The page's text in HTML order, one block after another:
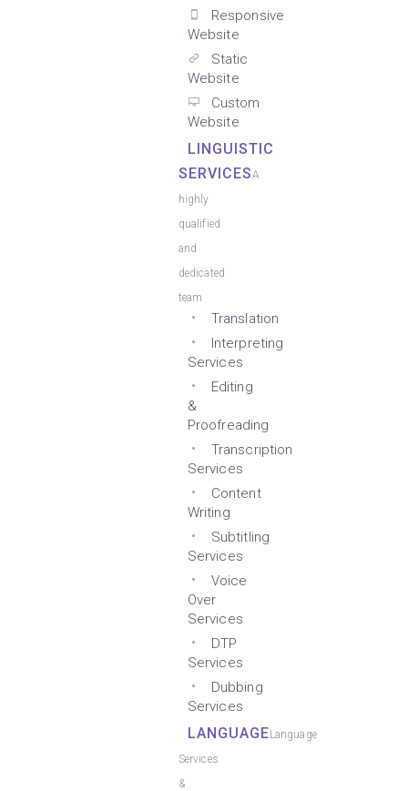
Responsive
Website
Static
Website
Custom
Website
LINGUISTIC
SERVICESA
highly
qualified
and
dedicated
team
Translation
Interpreting
Services
Editing
&
Proofreading
Transcription
Services
Content
Writing
Subtitling
Services
Voice
Over
Services
DTP
Services
Dubbing
Services
LANGUAGELanguage
Services
&